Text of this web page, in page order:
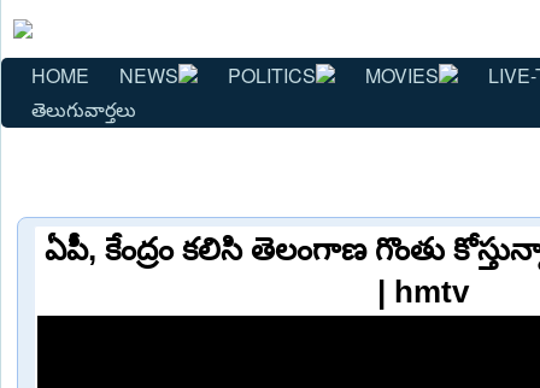
HOME NEWS POLITICS MOVIES
తెలుగువార్తలు
ఏపీ, కేంద్రం కలిసి తెలంగాణ గొంతు
| hmtv